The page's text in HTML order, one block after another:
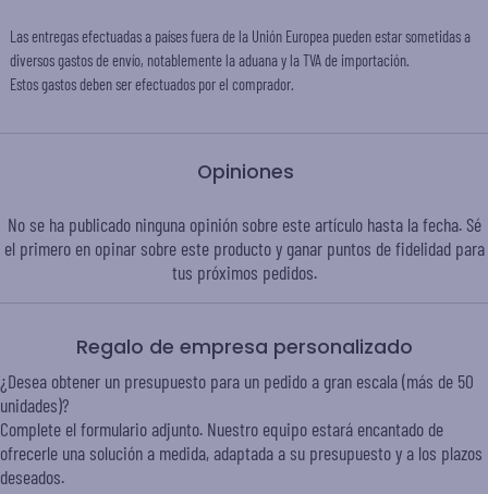
Opiniones
No se ha publicado ninguna opinión sobre este artículo hasta la fecha. Sé
el primero en opinar sobre este producto y ganar puntos defidelidadpara
tus próximos pedidos.
Las entregas efectuadas a países fuera de la Unión Europea pueden estar sometidas a
diversos gastos de envío, notablemente la aduana y la TVA de importación.
Estos gastos deben ser efectuados por el comprador.
Regalo de empresa personalizado
¿Desea obtener un presupuesto para un pedido a gran escala (más de 50
unidades)?
Complete el formulario adjunto. Nuestro equipo estará encantado de
ofrecerle una solución a medida, adaptada a su presupuesto y a los plazos
deseados.